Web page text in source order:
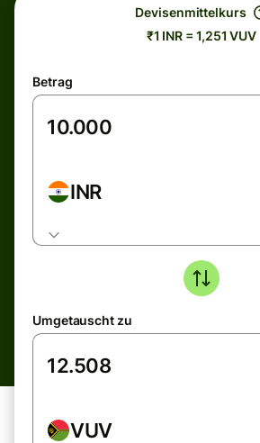
Devisenmittelkurs
₹1 INR = 1,251 VUV
Betrag
INR
Umgetauscht zu
VUV